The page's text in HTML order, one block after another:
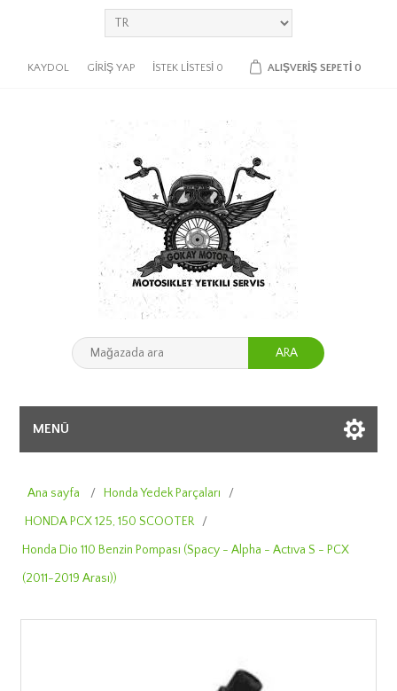
KAYDOL GIRIŞ YAP İSTEK LISTESI 0 ALIŞVERIŞ SEPETI 0
ARA
MENÜ
Ana sayfa / Honda Yedek Parçaları
/
HONDA PCX 125, 150 SCOOTER /
Honda Dio 110 Benzin Pompası (Spacy - Alpha - Actıva S - PCX
(2011-2019 Arası))